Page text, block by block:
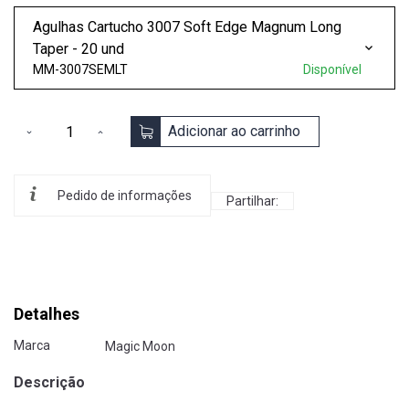
Agulhas Cartucho 3007 Soft Edge Magnum Long
Taper - 20 und
MM-3007SEMLT Disponível
Adicionar ao carrinho
Pedido de informações Partilhar:
Detalhes
Marca Magic Moon
Descrição